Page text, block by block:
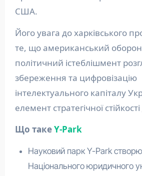
США.
Його увага до харківського
те, що американський
політичний істеблішмент
збереження та цифровізацію
інтелектуального капіталу
елемент стратегічної
Що такеY-Park
Науковий парк Y-Park
Національного юридичного